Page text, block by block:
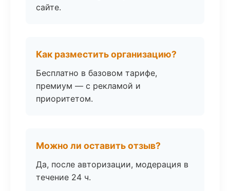
сайте.
Как разместить организацию?
Бесплатно в базовом тарифе,
премиум — с рекламой и
приоритетом.
Можно ли оставить отзыв?
Да, после авторизации, модерация в
течение 24 ч.